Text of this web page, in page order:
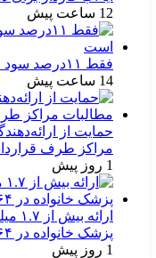
12 ساعت پیش
فقط ۱۱‌درصد سود صنعت دارو تبدیل به نقدینگی شده است
14 ساعت پیش
حمایت از
مراکز طرف
1 روز پیش
پزشک خانواده در ۶۴ شهرستان
1 روز پیش